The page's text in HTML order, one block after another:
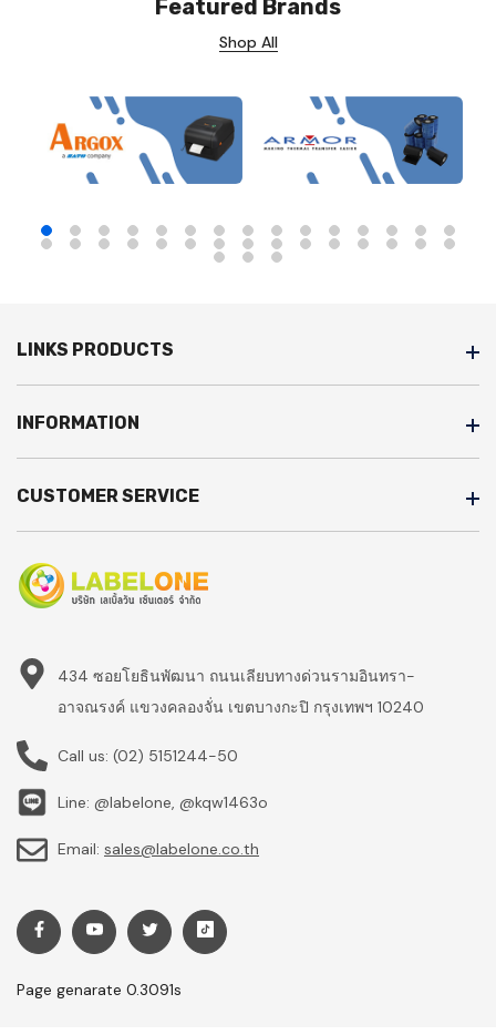
Featured Brands
Shop All
LINKS PRODUCTS
INFORMATION
CUSTOMER SERVICE
434 ซอยโยธินพัฒนา ถนนเลียบทางด่วนรามอินทรา-
อาจณรงค์ แขวงคลองจั่น เขตบางกะปิ กรุงเทพฯ 10240
Call us: (02) 5151244-50
Line: @labelone, @kqw1463o
Email: sales@labelone.co.th
Page genarate 0.3091s